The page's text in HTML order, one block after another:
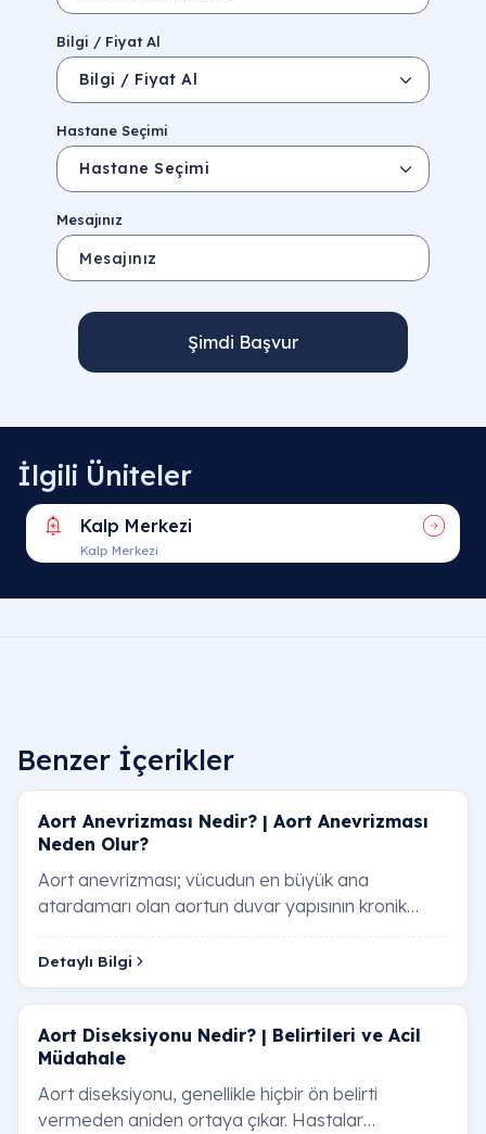
Bilgi / Fiyat Al
Hastane Seçimi
Mesajınız
Şimdi Başvur
İlgili Üniteler
Kalp Merkezi
Kalp Merkezi
Benzer İçerikler
Aort Anevrizması Nedir? | Aort Anevrizması
Neden Olur?
Aort anevrizması; vücudun en büyük ana
atardamarı olan aortun duvar yapısının kronik
olarak zayıflaması neticesinde, belirli bir
bölgesinden…
Detaylı Bilgi
Aort Diseksiyonu Nedir? | Belirtileri ve Acil
Müdahale
Aort diseksiyonu, genellikle hiçbir ön belirti
vermeden aniden ortaya çıkar. Hastalar